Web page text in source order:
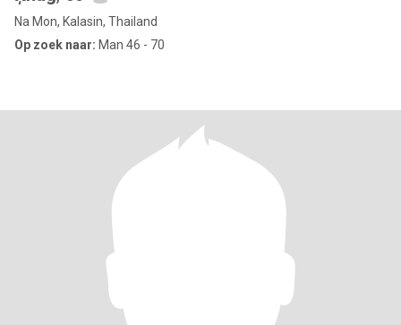
Na Mon, Kalasin, Thailand
Op zoek naar: Man 46 - 70